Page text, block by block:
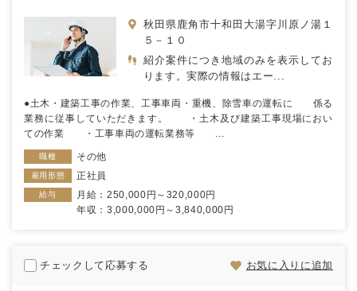
秋田県鹿角市十和田大湯字川原ノ湯１
５－１０
紹介案件につき地域のみを表示してお
ります。実際の情報はエー...
●土木・建築工事の作業、工事車両・重機、除雪車の運転に 係る
業務に従事していただきます。 ・土木及び建築工事現場におい
ての作業 ・工事車両の運転業務等 ...
職種 その他
雇用形態 正社員
給与
月給：250,000円～320,000円
年収：3,000,000円～3,840,000円
チェックして応募する お気に入りに追加